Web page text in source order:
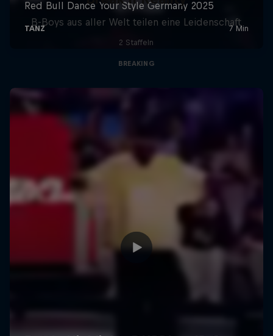
B-Boys aus aller Welt teilen eine Leidenschaft
2 Staffeln
BREAKING